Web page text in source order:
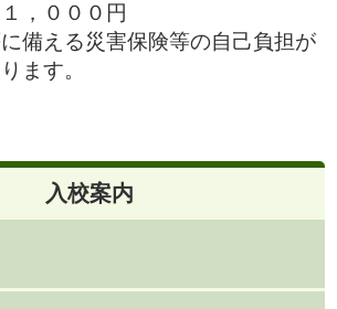
，０００円
備える災害保険等の自己負担が
ます。
入校案内